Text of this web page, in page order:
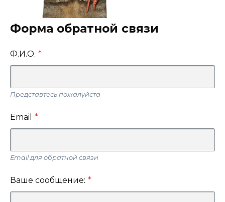
Форма обратной связи
Ф.И.О. *
Представтесь пожалуйста
Email *
Еmail для обратной связи
Ваше сообщение: *